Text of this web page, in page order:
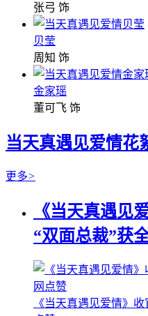
张弓 饰
贝莹
周知 饰
金家瑶
董可飞 饰
当天真遇见爱情花
更多>
《当天真遇见
“双面总裁”获
《当天真遇见爱情》